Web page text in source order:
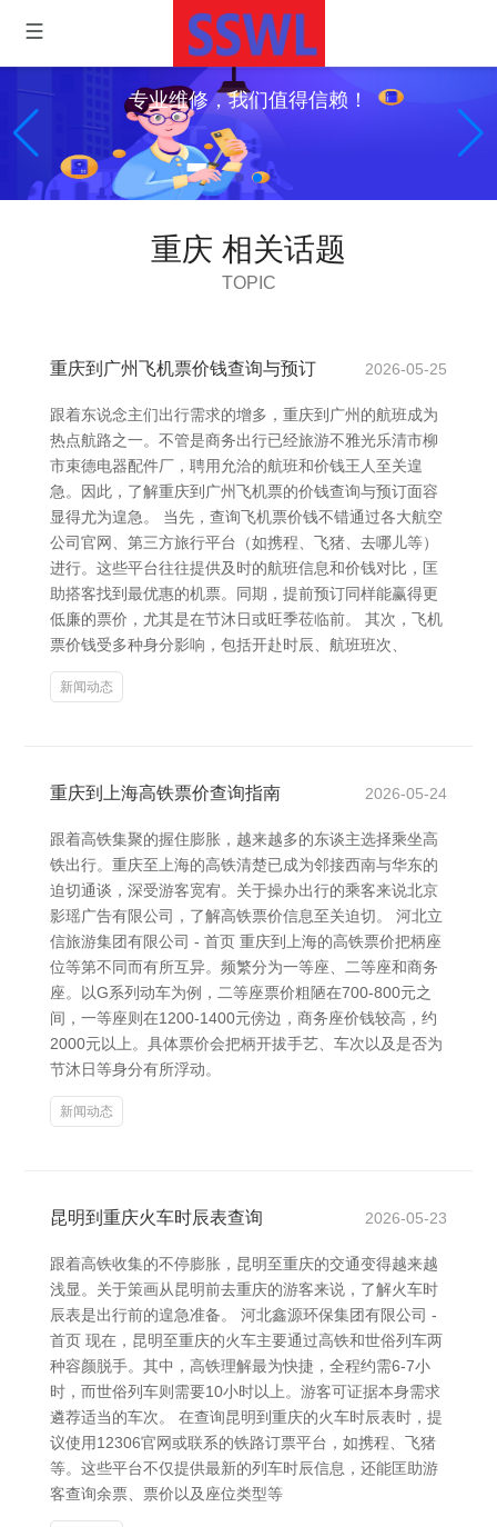
专业维修，我们值得信赖！
重庆 相关话题
TOPIC
重庆到广州飞机票价钱查询与预订 2026-05-25
跟着东说念主们出行需求的增多，重庆到广州的航班成为
热点航路之一。不管是商务出行已经旅游不雅光乐清市柳
市束德电器配件厂，聘用允洽的航班和价钱王人至关遑
急。因此，了解重庆到广州飞机票的价钱查询与预订面容
显得尤为遑急。 当先，查询飞机票价钱不错通过各大航空
公司官网、第三方旅行平台（如携程、飞猪、去哪儿等）
进行。这些平台往往提供及时的航班信息和价钱对比，匡
助搭客找到最优惠的机票。同期，提前预订同样能赢得更
低廉的票价，尤其是在节沐日或旺季莅临前。 其次，飞机
票价钱受多种身分影响，包括开赴时辰、航班班次、
新闻动态
重庆到上海高铁票价查询指南 2026-05-24
跟着高铁集聚的握住膨胀，越来越多的东谈主选择乘坐高
铁出行。重庆至上海的高铁清楚已成为邻接西南与华东的
迫切通谈，深受游客宽宥。关于操办出行的乘客来说北京
影瑶广告有限公司，了解高铁票价信息至关迫切。 河北立
信旅游集团有限公司 - 首页 重庆到上海的高铁票价把柄座
位等第不同而有所互异。频繁分为一等座、二等座和商务
座。以G系列动车为例，二等座票价粗陋在700-800元之
间，一等座则在1200-1400元傍边，商务座价钱较高，约
2000元以上。具体票价会把柄开拔手艺、车次以及是否为
节沐日等身分有所浮动。
新闻动态
昆明到重庆火车时辰表查询 2026-05-23
跟着高铁收集的不停膨胀，昆明至重庆的交通变得越来越
浅显。关于策画从昆明前去重庆的游客来说，了解火车时
辰表是出行前的遑急准备。 河北鑫源环保集团有限公司 -
首页 现在，昆明至重庆的火车主要通过高铁和世俗列车两
种容颜脱手。其中，高铁理解最为快捷，全程约需6-7小
时，而世俗列车则需要10小时以上。游客可证据本身需求
遴荐适当的车次。 在查询昆明到重庆的火车时辰表时，提
议使用12306官网或联系的铁路订票平台，如携程、飞猪
等。这些平台不仅提供最新的列车时辰信息，还能匡助游
客查询余票、票价以及座位类型等